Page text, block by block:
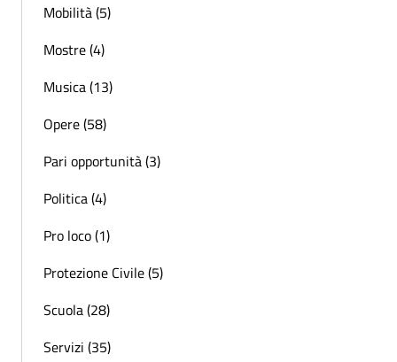
Mobilità (5)
Mostre (4)
Musica (13)
Opere (58)
Pari opportunità (3)
Politica (4)
Pro loco (1)
Protezione Civile (5)
Scuola (28)
Servizi (35)